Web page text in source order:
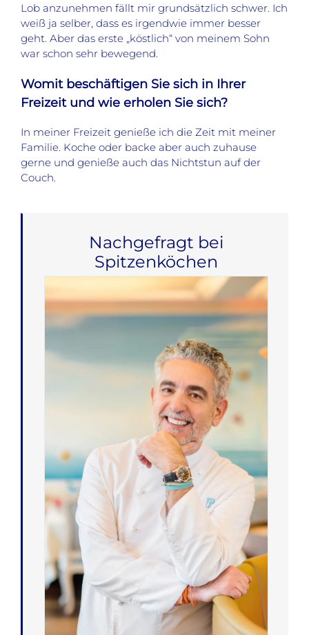
Lob anzunehmen fällt mir grundsätzlich schwer. Ich
weiß ja selber, dass es irgendwie immer besser
geht. Aber das erste „köstlich“ von meinem Sohn
war schon sehr bewegend.
Womit beschäftigen Sie sich in Ihrer
Freizeit und wie erholen Sie sich?
In meiner Freizeit genieße ich die Zeit mit meiner
Familie. Koche oder backe aber auch zuhause
gerne und genieße auch das Nichtstun auf der
Couch.
Nachgefragt bei
Spitzenköchen